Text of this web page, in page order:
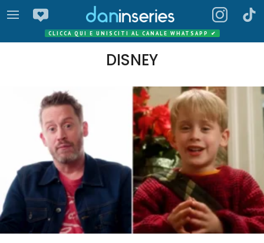
CLICCA QUI E UNISCITI AL CANALE WHATSAPP ✔
DISNEY